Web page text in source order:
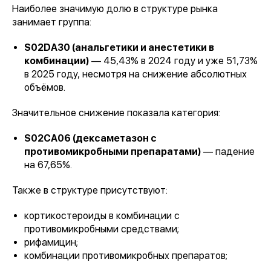
Наиболее значимую долю в структуре рынка
занимает группа:
S02DA30 (анальгетики и анестетики в
комбинации) — 45,43% в 2024 году и уже 51,73%
в 2025 году, несмотря на снижение абсолютных
объёмов.
Значительное снижение показала категория:
S02CA06 (дексаметазон с
противомикробными препаратами) — падение
на 67,65%.
Также в структуре присутствуют:
кортикостероиды в комбинации с
противомикробными средствами;
рифамицин;
комбинации противомикробных препаратов;